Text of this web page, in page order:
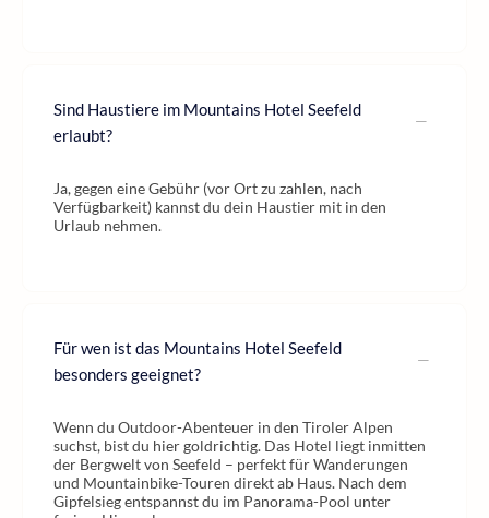
Sind Haustiere im Mountains Hotel Seefeld
erlaubt?
Ja, gegen eine Gebühr (vor Ort zu zahlen, nach
Verfügbarkeit) kannst du dein Haustier mit in den
Urlaub nehmen.
Für wen ist das Mountains Hotel Seefeld
besonders geeignet?
Wenn du Outdoor-Abenteuer in den Tiroler Alpen
suchst, bist du hier goldrichtig. Das Hotel liegt inmitten
der Bergwelt von Seefeld – perfekt für Wanderungen
und Mountainbike-Touren direkt ab Haus. Nach dem
Gipfelsieg entspannst du im Panorama-Pool unter